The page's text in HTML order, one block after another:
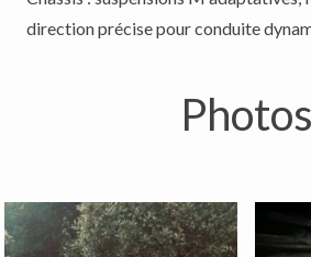
direction précise pour conduite
Photos